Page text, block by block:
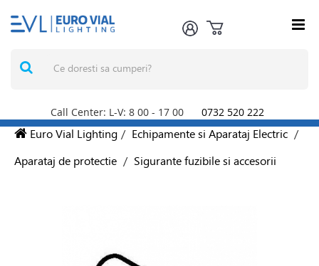
Call Center: L-V: 8 00 - 17 00 0732 520 222
Euro Vial Lighting / Echipamente si Aparataj Electric /
Aparataj de protectie / Sigurante fuzibile si accesorii